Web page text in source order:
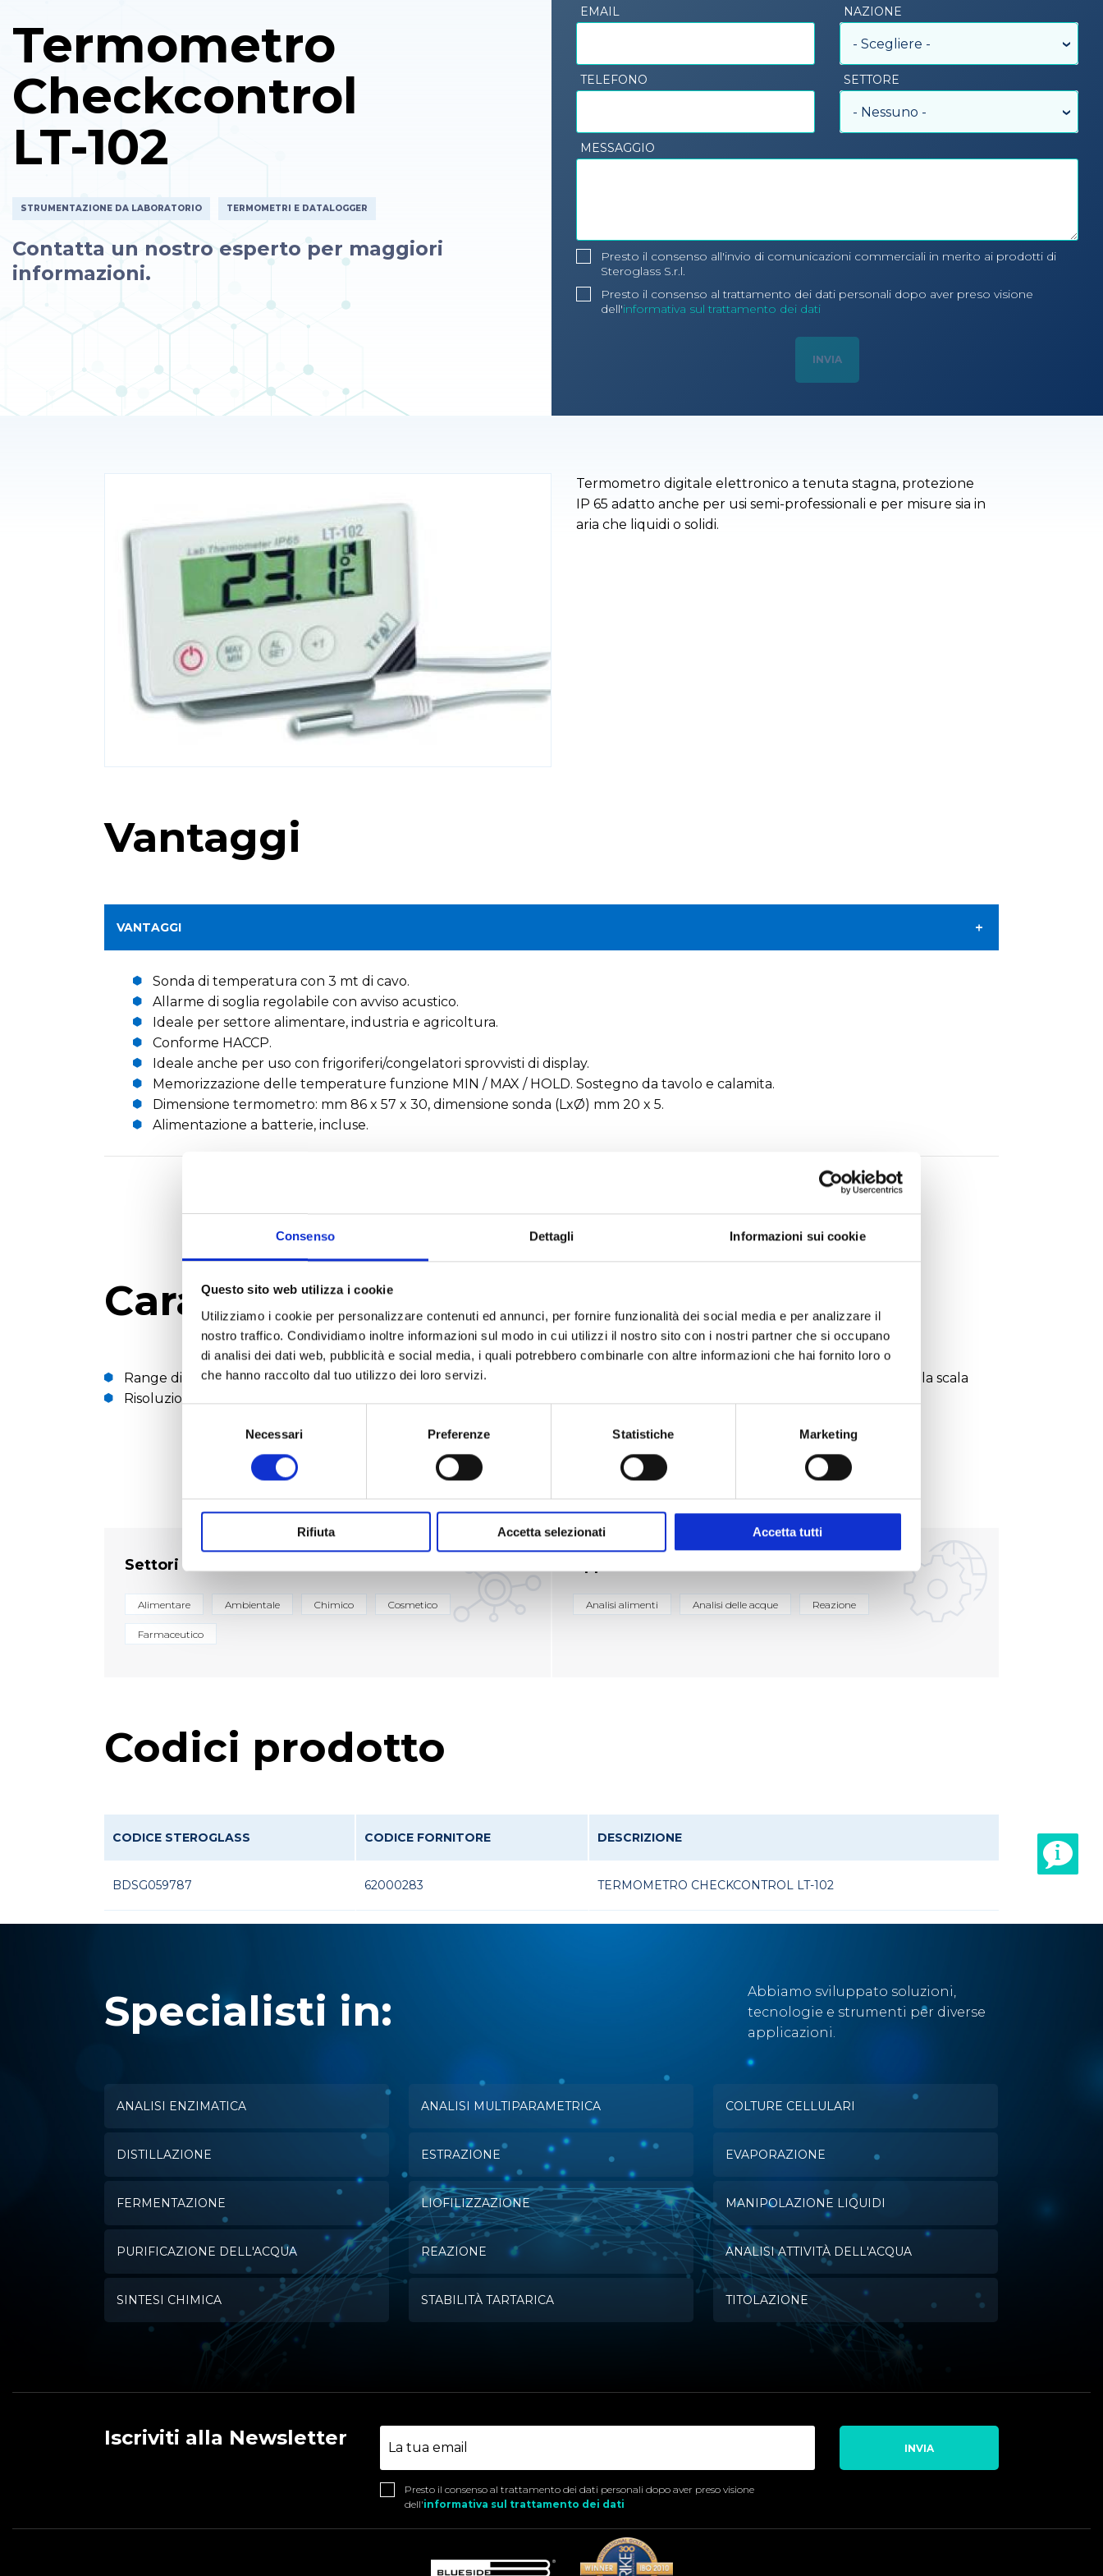
Consenso Dettagli Informazioni sui cookie
Questo sito web utilizza i cookie
Utilizziamo i cookie per personalizzare contenuti ed annunci, per fornire funzionalità dei social media e per analizzare il
nostro traffico. Condividiamo inoltre informazioni sul modo in cui utilizzi il nostro sito con i nostri partner che si occupano
di analisi dei dati web, pubblicità e social media, i quali potrebbero combinarle con altre informazioni che hai fornito loro o
che hanno raccolto dal tuo utilizzo dei loro servizi.
Necessari Preferenze Statistiche Marketing
Rifiuta Accetta selezionati Accetta tutti
Termometro
Checkcontrol
LT-102
STRUMENTAZIONE DA LABORATORIO TERMOMETRI E DATALOGGER
Contatta un nostro esperto per maggiori
informazioni.
EMAIL NAZIONE
- Scegliere -
TELEFONO SETTORE
- Nessuno -
MESSAGGIO
Presto il consenso all'invio di comunicazioni commerciali in merito ai prodotti di
Steroglass S.r.l.
Presto il consenso al trattamento dei dati personali dopo aver preso visione
dell'informativa sul trattamento dei dati
Termometro digitale elettronico a tenuta stagna, protezione
IP 65 adatto anche per usi semi-professionali e per misure sia in
aria che liquidi o solidi.
Vantaggi
VANTAGGI
Sonda di temperatura con 3 mt di cavo.
Allarme di soglia regolabile con avviso acustico.
Ideale per settore alimentare, industria e agricoltura.
Conforme HACCP.
Ideale anche per uso con frigoriferi/congelatori sprovvisti di display.
Memorizzazione delle temperature funzione MIN / MAX / HOLD. Sostegno da tavolo e calamita.
Dimensione termometro: mm 86 x 57 x 30, dimensione sonda (LxØ) mm 20 x 5.
Alimentazione a batterie, incluse.
Caratteristiche tecniche
Range di misura: -40 ... +70°C
Risoluzione: 0,1°C
Accuratezza T: ±0,5°C (-20 ... +25°C) ±1°C nel resto della scala
Settori
Alimentare Ambientale Chimico Cosmetico
Farmaceutico
Analisi alimenti Analisi delle acque Reazione
Codici prodotto
CODICE STEROGLASS CODICE FORNITORE DESCRIZIONE
BDSG059787 62000283 TERMOMETRO CHECKCONTROL LT-102
Specialisti in:
Abbiamo sviluppato soluzioni,
tecnologie e strumenti per diverse
applicazioni.
ANALISI ENZIMATICA ANALISI MULTIPARAMETRICA COLTURE CELLULARI
DISTILLAZIONE ESTRAZIONE EVAPORAZIONE
FERMENTAZIONE LIOFILIZZAZIONE MANIPOLAZIONE LIQUIDI
PURIFICAZIONE DELL'ACQUA REAZIONE ANALISI ATTIVITÀ DELL'ACQUA
SINTESI CHIMICA STABILITÀ TARTARICA TITOLAZIONE
Iscriviti alla Newsletter
Presto il consenso al trattamento dei dati personali dopo aver preso visione
dell'informativa sul trattamento dei dati
INVIA